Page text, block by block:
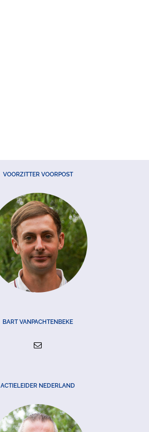
VOORZITTER VOORPOST
BART VANPACHTENBEKE
ACTIELEIDER NEDERLAND